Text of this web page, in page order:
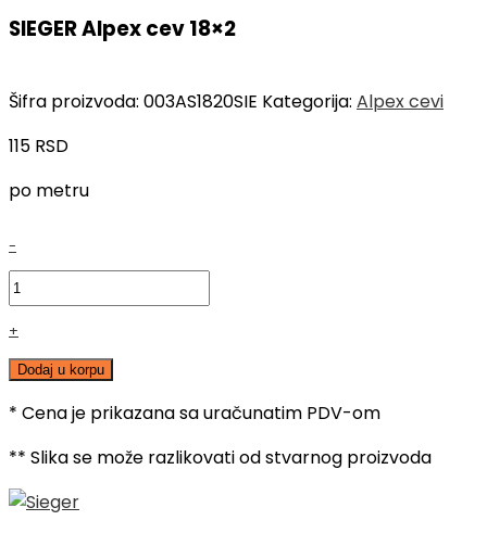
SIEGER Alpex cev 18×2
Šifra proizvoda: 003AS1820SIE Kategorija: Alpex cevi
115 RSD
po metru
Alpex
cev
količina
-
+
Dodaj u korpu
* Cena je prikazana sa uračunatim PDV-om
** Slika se može razlikovati od stvarnog proizvoda